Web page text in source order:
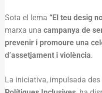
Sota el lema “El teu desig
marxa una campanya de
prevenir i promoure una
d’assetjament i violència.
La iniciativa, impulsada des